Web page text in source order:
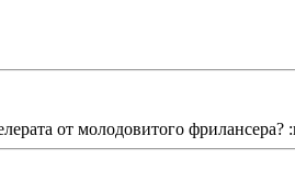
от молодовитого